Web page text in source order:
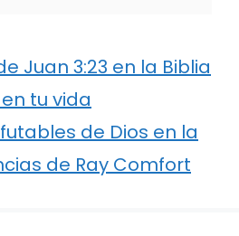
Juan 3:23 en la Biblia
tu vida
de Dios en la
de Ray Comfort